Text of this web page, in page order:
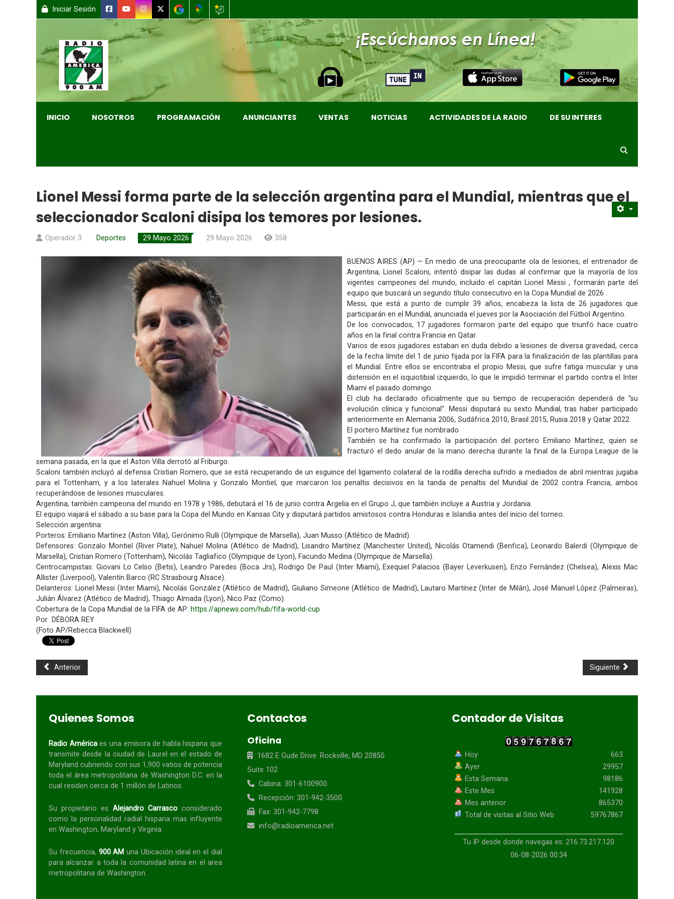
Iniciar Sesión
INICIO NOSOTROS PROGRAMACIÓN ANUNCIANTES VENTAS NOTICIAS ACTIVIDADES DE LA RADIO DE SU INTERES
Lionel Messi forma parte de la selección argentina para el Mundial, mientras que el
seleccionador Scaloni disipa los temores por lesiones.
Operador 3 Deportes 29 Mayo 2026 29 Mayo 2026 358
BUENOS AIRES (AP) — En medio de una preocupante ola de lesiones, el entrenador de
Argentina, Lionel Scaloni, intentó disipar las dudas al confirmar que la mayoría de los
vigentes campeones del mundo, incluido el capitán Lionel Messi , formarán parte del
equipo que buscará un segundo título consecutivo en la Copa Mundial de 2026 .
Messi, que está a punto de cumplir 39 años, encabeza la lista de 26 jugadores que
participarán en el Mundial, anunciada el jueves por la Asociación del Fútbol Argentino.
De los convocados, 17 jugadores formaron parte del equipo que triunfó hace cuatro
años en la final contra Francia en Qatar.
Varios de esos jugadores estaban en duda debido a lesiones de diversa gravedad, cerca
de la fecha límite del 1 de junio fijada por la FIFA para la finalización de las plantillas para
el Mundial. Entre ellos se encontraba el propio Messi, que sufre fatiga muscular y una
distensión en el isquiotibial izquierdo, lo que le impidió terminar el partido contra el Inter
Miami el pasado domingo.
El club ha declarado oficialmente que su tiempo de recuperación dependerá de "su
evolución clínica y funcional". Messi disputará su sexto Mundial, tras haber participado
anteriormente en Alemania 2006, Sudáfrica 2010, Brasil 2015, Rusia 2018 y Qatar 2022.
El portero Martínez fue nombrado
También se ha confirmado la participación del portero Emiliano Martínez, quien se
fracturó el dedo anular de la mano derecha durante la final de la Europa League de la
semana pasada, en la que el Aston Villa derrotó al Friburgo.
Scaloni también incluyó al defensa Cristian Romero, que se está recuperando de un esguince del ligamento colateral de la rodilla derecha sufrido a mediados de abril mientras jugaba
para el Tottenham, y a los laterales Nahuel Molina y Gonzalo Montiel, que marcaron los penaltis decisivos en la tanda de penaltis del Mundial de 2002 contra Francia, ambos
recuperándose de lesiones musculares.
Argentina, también campeona del mundo en 1978 y 1986, debutará el 16 de junio contra Argelia en el Grupo J, que también incluye a Austria y Jordania.
El equipo viajará el sábado a su base para la Copa del Mundo en Kansas City y disputará partidos amistosos contra Honduras e Islandia antes del inicio del torneo.
Selección argentina:
Porteros: Emiliano Martínez (Aston Villa), Gerónimo Rulli (Olympique de Marsella), Juan Musso (Atlético de Madrid).
Defensores: Gonzalo Montiel (River Plate), Nahuel Molina (Atlético de Madrid), Lisandro Martínez (Manchester United), Nicolás Otamendi (Benfica), Leonardo Balerdi (Olympique de
Marsella), Cristian Romero (Tottenham), Nicolás Tagliafico (Olympique de Lyon), Facundo Medina (Olympique de Marsella).
Centrocampistas: Giovani Lo Celso (Betis), Leandro Paredes (Boca Jrs), Rodrigo De Paul (Inter Miami), Exequiel Palacios (Bayer Leverkusen), Enzo Fernández (Chelsea), Alexis Mac
Allister (Liverpool), Valentín Barco (RC Strasbourg Alsace).
Delanteros: Lionel Messi (Inter Miami), Nicolás González (Atlético de Madrid), Giuliano Simeone (Atlético de Madrid), Lautaro Martínez (Inter de Milán), José Manuel López (Palmeiras),
Julián Álvarez (Atlético de Madrid), Thiago Almada (Lyon), Nico Paz (Como).
Cobertura de la Copa Mundial de la FIFA de AP: https://apnews.com/hub/fifa-world-cup
Por DÉBORA REY
(Foto AP/Rebecca Blackwell)
Anterior Siguiente
Quienes Somos
Radio Américaes una emisora de habla hispana que
transmite desde la ciudad de Laurel en el estado de
Maryland cubriendo con sus 1,900 vatios de potencia
toda el área metropolitana de Washington D.C. en la
cual residen cerca de 1 millón de Latinos.
Su propietario es Alejandro Carrascoconsiderado
como la personalidad radial
hispana mas influyente
en Washington, Maryland y Virginia.
Su frecuencia, 900 AM una Ubicación ideal en el dial
para alcanzar a toda la comunidad latina en el area
metropolitana de Washington.
Contactos
Oficina
1682 E Gude Drive. Rockville, MD 20850
Suite 102
Cabina: 301-6100900
Recepción: 301-942-3500
Fax: 301-942-7798
info@radioamerica.net
Contador de Visitas
Hoy
Ayer
Esta Semana
Este Mes
Mes anterior
Total de visitas al Sitio Web
663
29957
98186
141928
865370
59767867
Tu IP desde donde navegas es: 216.73.217.120
06-08-2026 00:34